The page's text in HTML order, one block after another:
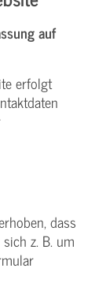
auf
erfolgt
dass
z. B. um